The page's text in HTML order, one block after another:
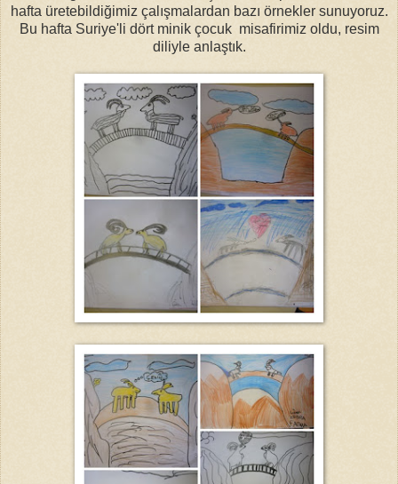
hafta üretebildiğimiz çalışmalardan bazı örnekler sunuyoruz.
Bu hafta Suriye'li dört minik çocuk misafirimiz oldu, resim
diliyle anlaştık.